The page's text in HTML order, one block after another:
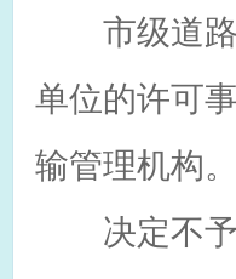
市级道路
单位的许可
输管理机构。
决定不予